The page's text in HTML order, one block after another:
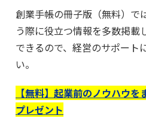
創業手帳の冊子版（無料）で
う際に役立つ情報を多数掲載
できるので、経営のサポート
い。
【無料】起業前のノウハウ
プレゼント